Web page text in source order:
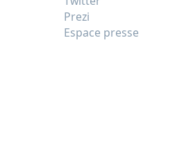
Prezi
Espace presse